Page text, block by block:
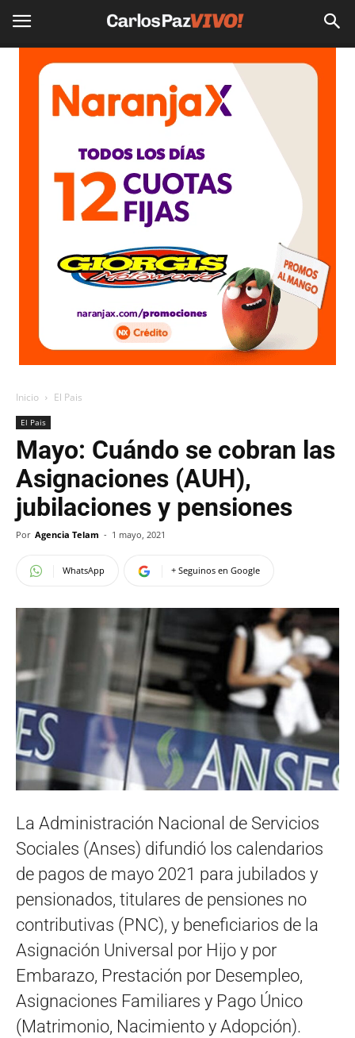
Inicio El Pais
El Pais
Mayo: Cuándo se cobran las
Asignaciones (AUH),
jubilaciones y pensiones
Por Agencia Telam - 1 mayo, 2021
WhatsApp + Seguinos en Google
La Administración Nacional de Servicios
Sociales (Anses) difundió los calendarios
de pagos de mayo 2021 para jubilados y
pensionados, titulares de pensiones no
contributivas (PNC), y beneficiarios de la
Asignación Universal por Hijo y por
Embarazo, Prestación por Desempleo,
Asignaciones Familiares y Pago Único
(Matrimonio, Nacimiento y Adopción).